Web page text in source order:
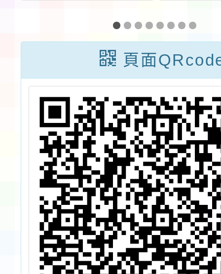
設新竹縣私立關
西身心障礙福利
服務中心為提升
國中小師生正確
認識罕見疾病，
鼓勵貴校申請該
中心之基因教育
中心宣導服務暨
參訪活動
人探
常看
育」
頁面